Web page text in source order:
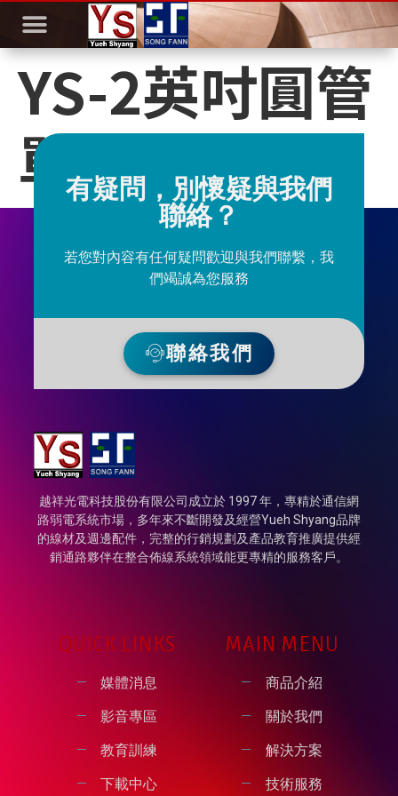
YS-2英吋圓管
單壁掛
有疑問，別懷疑與我們
聯絡？
若您對內容有任何疑問歡迎與我們聯繫，我
們竭誠為您服務
聯絡我們
越祥光電科技股份有限公司成立於 1997 年，專精於通信網
路弱電系統市場，多年來不斷開發及經營Yueh Shyang品牌
的線材及週邊配件，完整的行銷規劃及產品教育推廣提供經
銷通路夥伴在整合佈線系統領域能更專精的服務客戶。
QUICK LINKS
媒體消息
影音專區
教育訓練
下載中心
MAIN MENU
商品介紹
關於我們
解決方案
技術服務